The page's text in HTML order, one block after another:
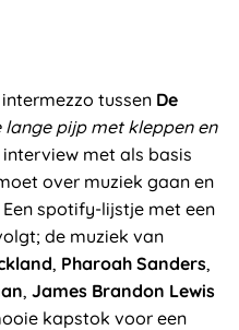
tussen De
lange pijp met kleppen en
interview met als basis
over muziek gaan en
Een spotify-lijstje met een
de muziek van
, Pharoah Sanders,
, James Brandon Lewis
kapstok voor een